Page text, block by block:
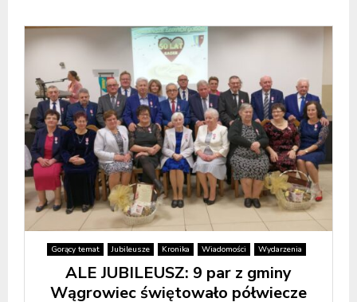
Gorący temat Jubileusze Kronika Wiadomości Wydarzenia
ALE JUBILEUSZ: 9 par z gminy
Wągrowiec świętowało półwiecze